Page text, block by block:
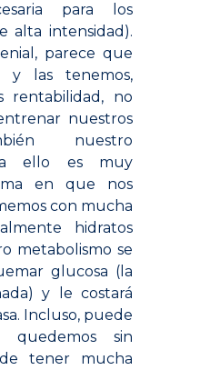
para los
alta intensidad).
parece que
y las tenemos,
rentabilidad, no
nuestros
nuestro
ello es muy
en que nos
con mucha
hidratos
metabolismo se
glucosa (la
y le costará
Incluso, puede
sin
tener mucha